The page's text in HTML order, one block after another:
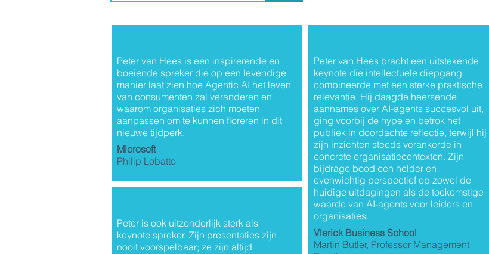
Peter van Hees is een inspirerende en
boeiende spreker die op een levendige
manier laat zien hoe Agentic AI het leven
van consumenten zal veranderen en
waarom organisaties zich moeten
aanpassen om te kunnen floreren in dit
nieuwe tijdperk.
Microsoft
Philip Lobatto
Peter is ook uitzonderlijk sterk als
keynote spreker. Zijn presentaties zijn
nooit voorspelbaar; ze zijn altijd
Peter van Hees bracht een uitstekende
keynote die intellectuele diepgang
combineerde met een sterke praktische
relevantie. Hij daagde heersende
aannames over AI-agents succesvol uit,
ging voorbij de hype en betrok het
publiek in doordachte reflectie, terwijl hij
zijn inzichten steeds verankerde in
concrete organisatiecontexten. Zijn
bijdrage bood een helder en
evenwichtig perspectief op zowel de
huidige uitdagingen als de toekomstige
waarde van AI-agents voor leiders en
organisaties.
Vlerick Business School
Martin Butler, Professor Management